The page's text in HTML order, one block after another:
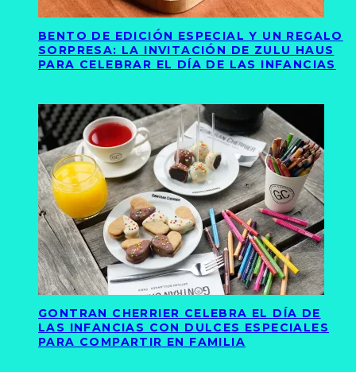
BENTO DE EDICIÓN ESPECIAL Y UN REGALO
SORPRESA: LA INVITACIÓN DE ZULU HAUS
PARA CELEBRAR EL DÍA DE LAS INFANCIAS
GONTRAN CHERRIER CELEBRA EL DÍA DE
LAS INFANCIAS CON DULCES ESPECIALES
PARA COMPARTIR EN FAMILIA